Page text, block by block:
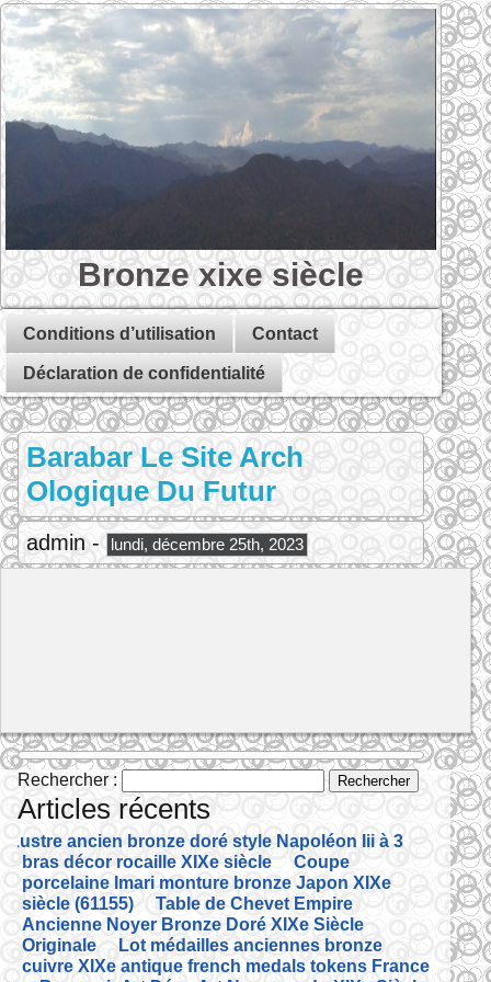
Bronze xixe siècle
Conditions d’utilisation Contact
Déclaration de confidentialité
Barabar Le Site Arch
Ologique Du Futur
admin - lundi, décembre 25th, 2023
Rechercher :
Articles récents
Lustre ancien bronze doré style Napoléon Iii à 3
bras décor rocaille XIXe siècle
Coupe
porcelaine Imari monture bronze Japon XIXe
siècle (61155)
Table de Chevet Empire
Ancienne Noyer Bronze Doré XIXe Siècle
Originale
Lot médailles anciennes bronze
cuivre XIXe antique french medals tokens France